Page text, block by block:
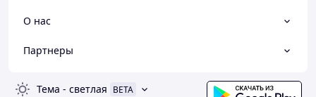
О нас
Партнеры
Тема - светлая BETA